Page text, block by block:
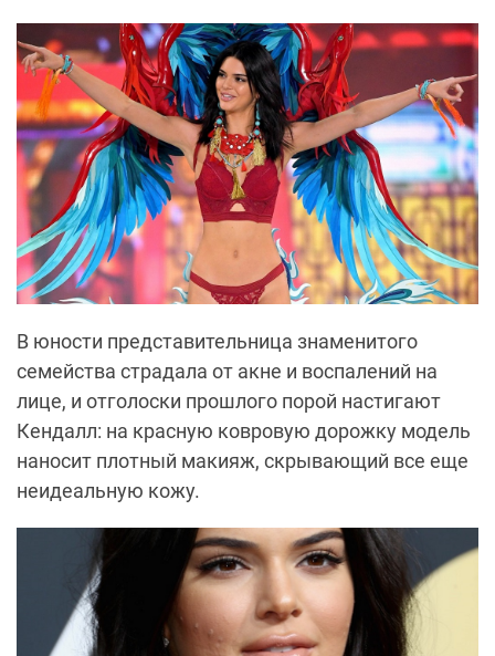
В юности представительница знаменитого
семейства страдала от акне и воспалений на
лице, и отголоски прошлого порой настигают
Кендалл: на красную ковровую дорожку модель
наносит плотный макияж, скрывающий все еще
неидеальную кожу.